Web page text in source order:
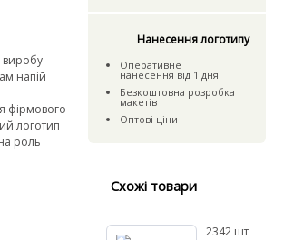
виробу
напій
фірмового
логотип
роль
Нанесення логотипу
Оперативне
нанесення вiд 1 дня
Безкоштовна розробка
макетiв
Оптовi цiни
Схожі товари
2342 шт